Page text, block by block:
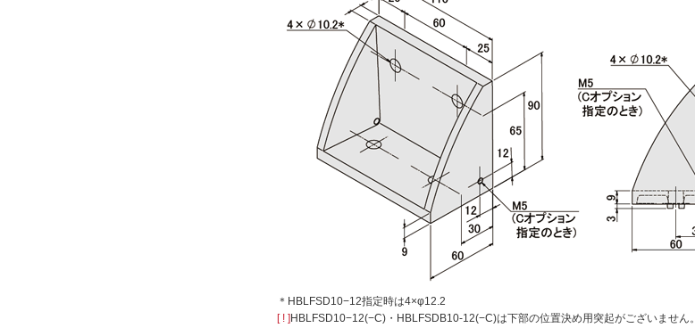
＊HBLFSD10−12指定時は4×φ12.2
[ ! ] HBLFSD10−12(−C)・HBLFSDB10-12(−C)は下部の位置決め用突起がございません。